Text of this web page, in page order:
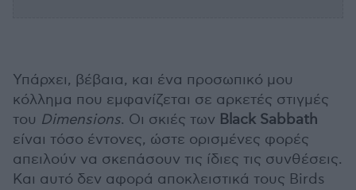
Υπάρχει, βέβαια, και ένα προσωπικό μου
κόλλημα που εμφανίζεται σε αρκετές στιγμές
του Dimensions. Οι σκιές των Black Sabbath
είναι τόσο έντονες, ώστε ορισμένες φορές
απειλούν να σκεπάσουν τις ίδιες τις συνθέσεις.
Και αυτό δεν αφορά αποκλειστικά τους Birds